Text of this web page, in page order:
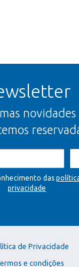
das
privacidade
de Privacidade
e condições